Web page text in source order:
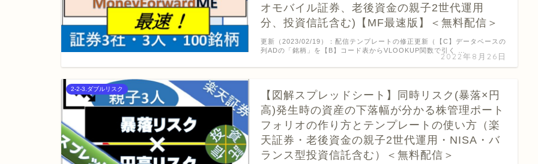
オモバイル証券、老後資金の親子2世代運用
分、投資信託含む)【MF最速版】＜無料配信＞
2022年8月26日
更新（2023/02/19）：配信テンプレートの修正更新（【C】データベースの
列ADの「銘柄」を【B】コード表からVLOOKUP関数で引く …
2-2-3.ダブルリスク
【図解スプレッドシート】同時リスク(暴落×円
高)発生時の資産の下落幅が分かる株管理ポート
フォリオの作り方とテンプレートの使い方（楽
天証券・老後資金の親子2世代運用・NISA・バ
ランス型投資信託含む）＜無料配信＞